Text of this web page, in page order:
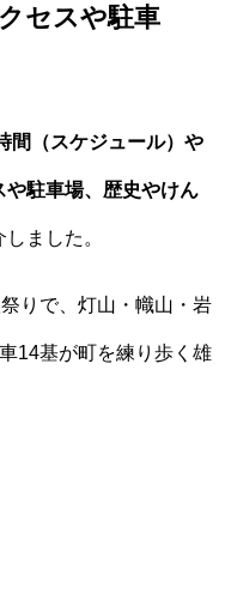
セスや駐車
間（スケジュール）や
駐車場、歴史やけん
しました。
りで、灯山・幟山・岩
14基が町を練り歩く雄